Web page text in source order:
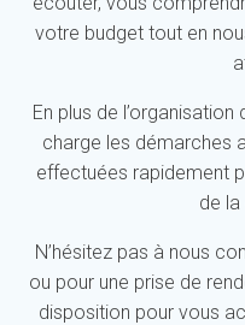
votre budget tout en
En plus de
charge les démarches
effectuées rapidement
de
N’hésitez pas à nous
ou pour une prise de
disposition pour vous